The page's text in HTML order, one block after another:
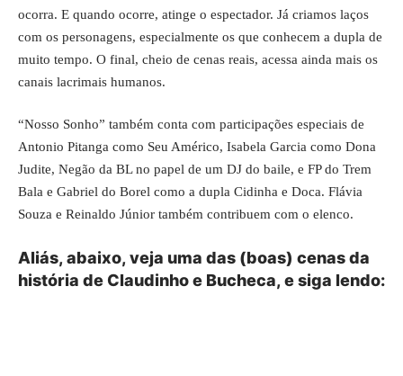
ocorra. E quando ocorre, atinge o espectador. Já criamos laços
com os personagens, especialmente os que conhecem a dupla de
muito tempo. O final, cheio de cenas reais, acessa ainda mais os
canais lacrimais humanos.
“Nosso Sonho” também conta com participações especiais de
Antonio Pitanga como Seu Américo, Isabela Garcia como Dona
Judite, Negão da BL no papel de um DJ do baile, e FP do Trem
Bala e Gabriel do Borel como a dupla Cidinha e Doca. Flávia
Souza e Reinaldo Júnior também contribuem com o elenco.
Aliás, abaixo, veja uma das (boas) cenas da
história de Claudinho e Bucheca, e siga lendo: